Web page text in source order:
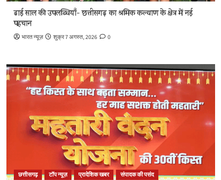
ढाई साल की उपलब्धियाँ- छत्तीसगढ़ का श्रमिक कल्याण के क्षेत्र में नई
पहचान
भारत न्यूज़ शुक्र 7 अगस्त, 2026 0
छत्तीसगढ़ टॉप न्यूज़ प्रादेशिक खबर संपादक की पसंद